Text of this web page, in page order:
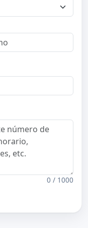
0 / 1000